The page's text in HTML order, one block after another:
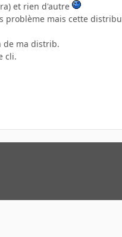
et rien d'autre
problème mais cette
de ma distrib.
cli.